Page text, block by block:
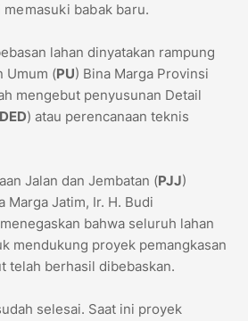
babak baru.
lahan dinyatakan rampung
Umum (PU) Bina Marga Provinsi
mengebut penyusunan Detail
DED) atau perencanaan teknis
Jalan dan Jembatan (PJJ)
Marga Jatim, Ir. H. Budi
bahwa seluruh lahan
mendukung proyek pemangkasan
telah berhasil dibebaskan.
selesai. Saat ini proyek